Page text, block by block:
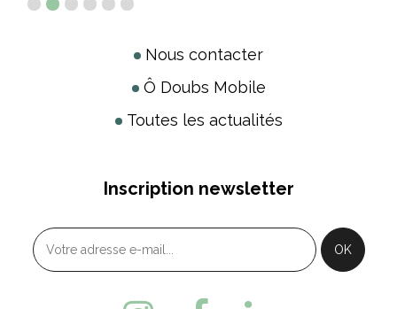
Nous contacter
Ô Doubs Mobile
Toutes les actualités
Inscription newsletter